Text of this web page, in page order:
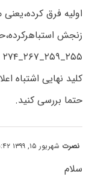
اولیه فرق
زنجش
کلید نهایی اشتباه
حتما بررسی کنید.
نصرت شهریور ۱۵, ۱۳۹۹ at ۵:۴۲ ق٫ظ
سلام